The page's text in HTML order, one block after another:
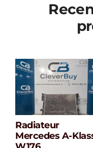
Radiateur
Mercedes A-
Radiateur
Mercedes A-